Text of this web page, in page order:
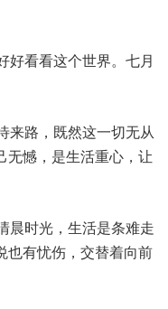
好看看这个世界。七月
来路，既然这一切无从
无憾，是生活重心，让
晨时光，生活是条难走
也有忧伤，交替着向前